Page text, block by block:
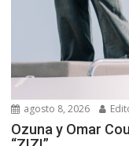
agosto 8, 2026
Ozuna y Omar